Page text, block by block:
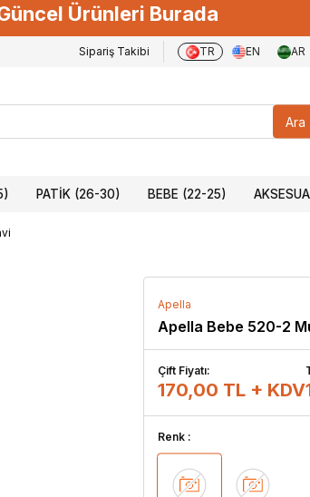
Ürünleri Burada
Sipariş Takibi TR EN AR
Ara
PATIK (26-30) BEBE (22-25)
Apella
Apella Bebe 520-2
Çift Fiyatı:
170,00 TL + KDV
Renk :